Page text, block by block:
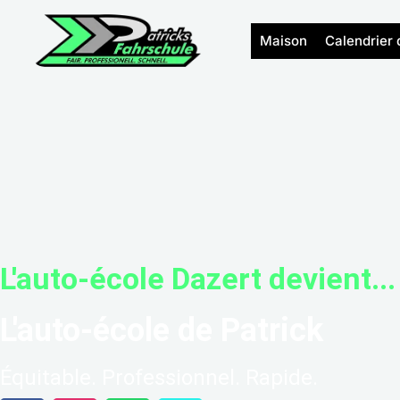
contenu
Maison Calendrier
L'auto-école Dazert devient...